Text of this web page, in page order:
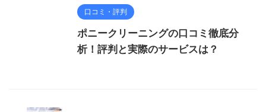
口コミ・評判
ポニークリーニングの口コミ徹底分
析！評判と実際のサービスは？